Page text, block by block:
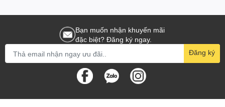
Bạn muốn nhận khuyến mãi
đặc biệt? Đăng ký ngay.
Đăng ký